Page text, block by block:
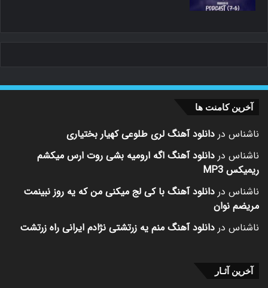
آخرین کامنت ها
ناشناس در دانلود آهنگ لری طلوعی کهیار بختیاری
ناشناس در دانلود آهنگ اگه ارومیه بشی روت ارس میکشم
ریمیکس MP3
ناشناس در دانلود آهنگ با کی لج میکنی من که یه روز نبینمت
مریضم نوان
ناشناس در دانلود آهنگ منم یه زرتشتی نژادم ایرانی راه زرتشت
آخرین آثـار